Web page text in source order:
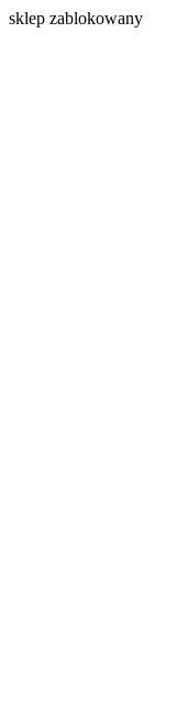
sklep zablokowany